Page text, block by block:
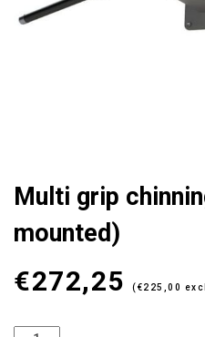
Multi grip
mounted)
€272,25 (€225,00